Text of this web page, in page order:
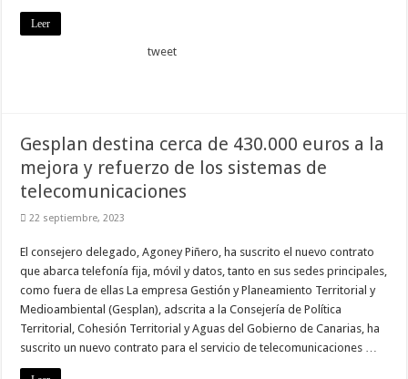
Leer
tweet
Gesplan destina cerca de 430.000 euros a la
mejora y refuerzo de los sistemas de
telecomunicaciones
22 septiembre, 2023
El consejero delegado, Agoney Piñero, ha suscrito el nuevo contrato
que abarca telefonía fija, móvil y datos, tanto en sus sedes principales,
como fuera de ellas La empresa Gestión y Planeamiento Territorial y
Medioambiental (Gesplan), adscrita a la Consejería de Política
Territorial, Cohesión Territorial y Aguas del Gobierno de Canarias, ha
suscrito un nuevo contrato para el servicio de telecomunicaciones …